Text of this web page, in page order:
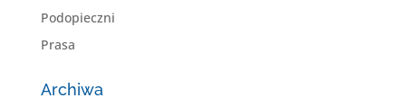
Podopieczni
Prasa
Archiwa